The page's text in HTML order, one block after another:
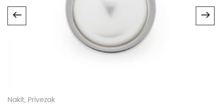
Nakit, Privezak